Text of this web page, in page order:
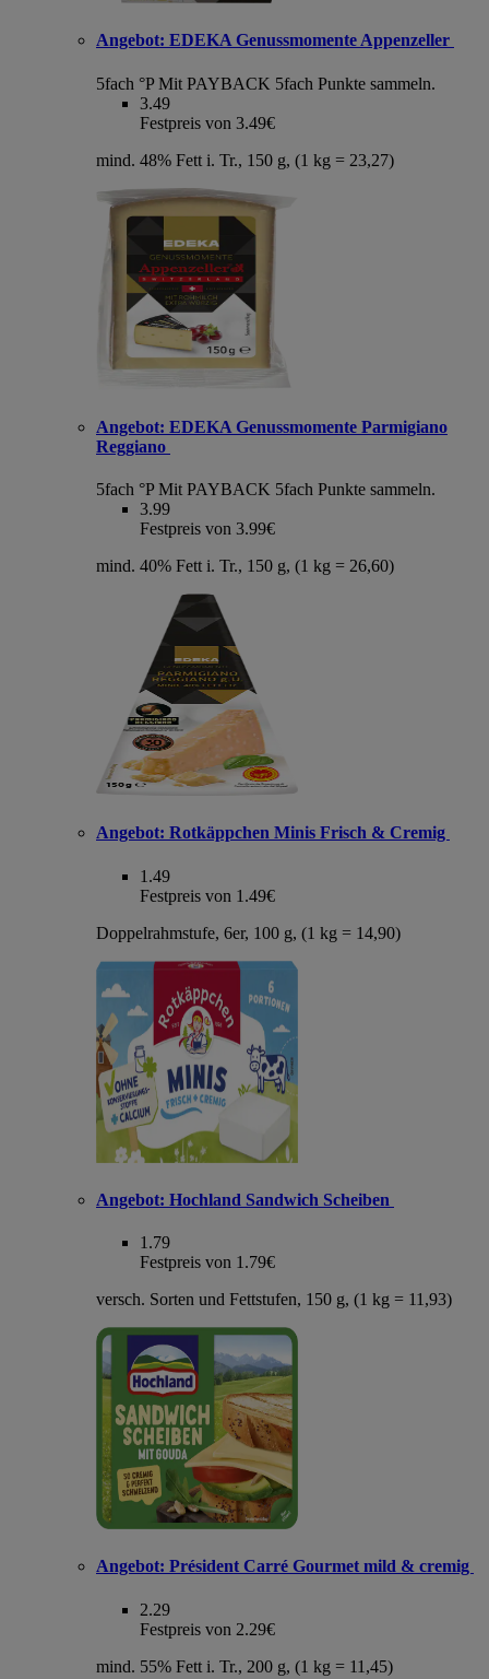
Angebot: EDEKA Genussmomente Appenzeller
5fach °P Mit PAYBACK 5fach Punkte sammeln.
3.49
Festpreis von 3.49€
mind. 48% Fett i. Tr., 150 g, (1 kg = 23,27)
Angebot: EDEKA Genussmomente Parmigiano
Reggiano
5fach °P Mit PAYBACK 5fach Punkte sammeln.
3.99
Festpreis von 3.99€
mind. 40% Fett i. Tr., 150 g, (1 kg = 26,60)
Angebot: Rotkäppchen Minis Frisch & Cremig
1.49
Festpreis von 1.49€
Doppelrahmstufe, 6er, 100 g, (1 kg = 14,90)
Angebot: Hochland Sandwich Scheiben
1.79
Festpreis von 1.79€
versch. Sorten und Fettstufen, 150 g, (1 kg = 11,93)
Angebot: Président Carré Gourmet mild & cremig
2.29
Festpreis von 2.29€
mind. 55% Fett i. Tr., 200 g, (1 kg = 11,45)